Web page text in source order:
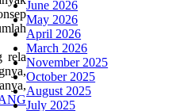
rela
June 2026
May 2026
April 2026
March 2026
November 2025
October 2025
August 2025
July 2025